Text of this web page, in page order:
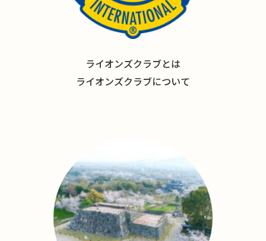
ライオンズクラブとは
ライオンズクラブについて